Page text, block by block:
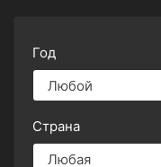
Год
Страна